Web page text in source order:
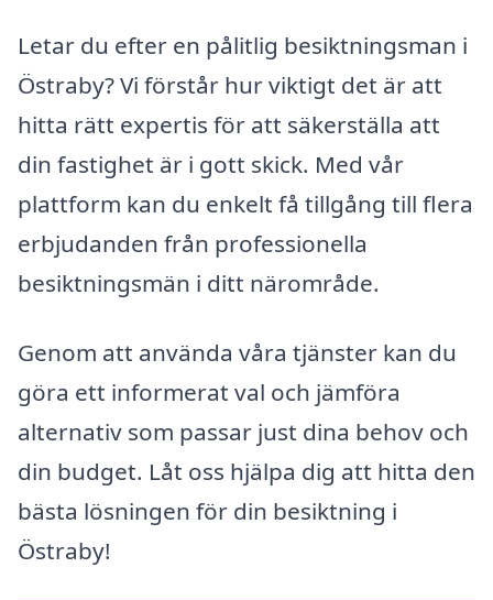
Letar du efter en pålitlig besiktningsman i
Östraby? Vi förstår hur viktigt det är att
hitta rätt expertis för att säkerställa att
din fastighet är i gott skick. Med vår
plattform kan du enkelt få tillgång till flera
erbjudanden från professionella
besiktningsmän i ditt närområde.
Genom att använda våra tjänster kan du
göra ett informerat val och jämföra
alternativ som passar just dina behov och
din budget. Låt oss hjälpa dig att hitta den
bästa lösningen för din besiktning i
Östraby!